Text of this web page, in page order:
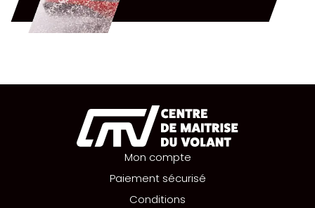
Mon compte
Paiement sécurisé
Conditions